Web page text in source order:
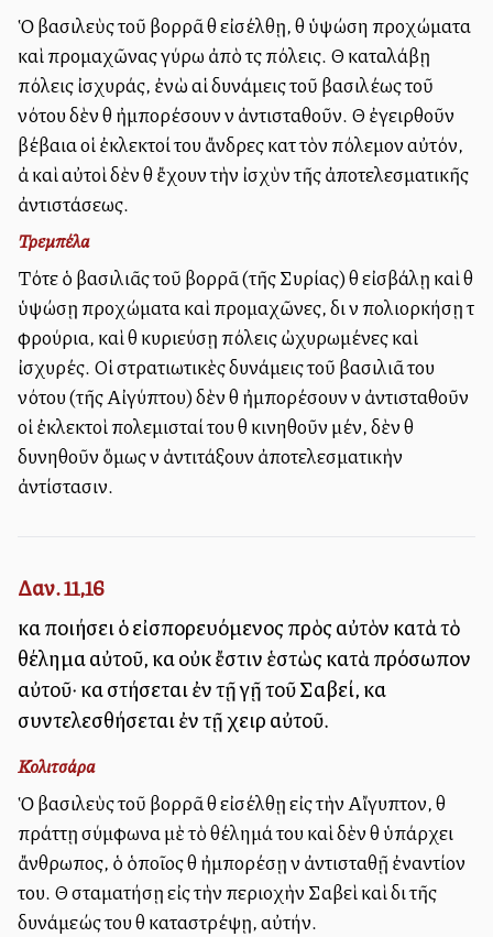
Ὁ βασιλεὺς τοῦ βορρᾶ θὰ εἰσέλθῃ, θὰ ὑψώση προχώματα
καὶ προμαχῶνας γύρω ἀπὸ τὰς πόλεις. Θὰ καταλάβῃ
πόλεις ἰσχυράς, ἐνὼ αἱ δυνάμεις τοῦ βασιλέως τοῦ
νότου δὲν θὰ ἠμπορέσουν νὰ ἀντισταθοῦν. Θὰ ἐγειρθοῦν
βέβαια οἱ ἐκλεκτοί του ἄνδρες κατὰ τὸν πόλεμον αὐτόν,
ἀλλὰ καὶ αὐτοὶ δὲν θὰ ἔχουν τὴν ἰσχὺν τῆς ἀποτελεσματικῆς
ἀντιστάσεως.
Τρεμπέλα
Τότε ὁ βασιλιᾶς τοῦ βορρᾶ (τῆς Συρίας) θὰ εἰσβάλῃ καὶ θὰ
ὑψώσῃ προχώματα καὶ προμαχῶνες, διὰ νὰ πολιορκήσῃ τὰ
φρούρια, καὶ θὰ κυριεύσῃ πόλεις ὠχυρωμένες καὶ
ἰσχυρές. Οἱ στρατιωτικὲς δυνάμεις τοῦ βασιλιᾶ του
νότου (τῆς Αἰγύπτου) δὲν θὰ ἠμπορέσουν νὰ ἀντισταθοῦν
οἱ ἐκλεκτοὶ πολεμισταί του θὰ κινηθοῦν μέν, δὲν θὰ
δυνηθοῦν ὅμως νὰ ἀντιτάξουν ἀποτελεσματικὴν
ἀντίστασιν.
Δαν. 11,16
καὶ ποιήσει ὁ εἰσπορευόμενος πρὸς αὐτὸν κατὰ τὸ
θέλημα αὐτοῦ, καὶ οὐκ ἔστιν ἑστὼς κατὰ πρόσωπον
αὐτοῦ· καὶ στήσεται ἐν τῇ γῇ τοῦ Σαβεί, καὶ
συντελεσθήσεται ἐν τῇ χειρὶ αὐτοῦ.
Κολιτσάρα
Ὁ βασιλεὺς τοῦ βορρᾶ θὰ εἰσέλθῃ εἰς τὴν Αἴγυπτον, θὰ
πράττῃ σύμφωνα μὲ τὸ θέλημά του καὶ δὲν θὰ ὑπάρχει
ἄνθρωπος, ὁ ὁποῖος θὰ ἠμπορέσῃ νὰ ἀντισταθῇ ἐναντίον
του. Θὰ σταματήσῃ εἰς τὴν περιοχὴν Σαβεὶ καὶ διὰ τῆς
δυνάμεώς του θὰ καταστρέψῃ, αὐτήν.